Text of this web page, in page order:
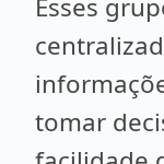
tomar